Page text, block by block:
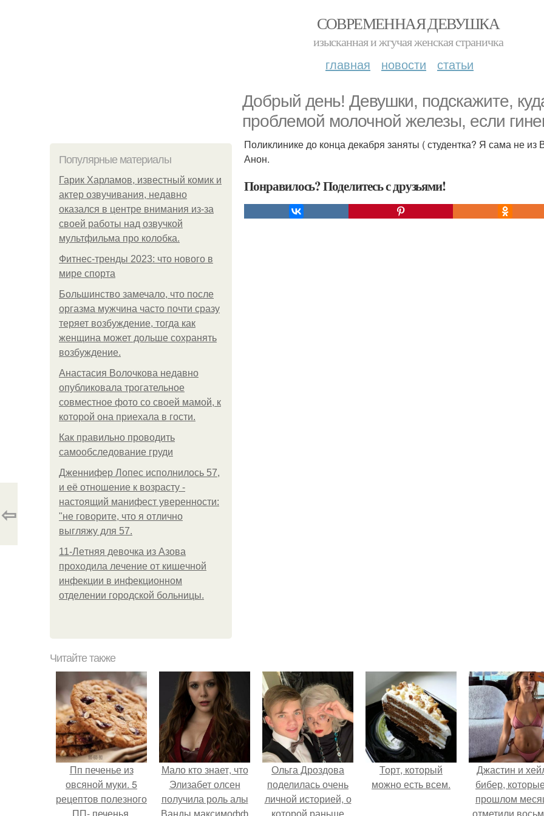
СОВРЕМЕННАЯ ДЕВУШКА
изысканная и жгучая женская страничка
главная новости статьи
Добрый день! Девушки, подскажите,
проблемой молочной железы, если
Популярные материалы
Гарик Харламов, известный комик и
актер озвучивания, недавно
оказался в центре внимания из-за
своей работы над озвучкой
мультфильма про колобка.
Фитнес-тренды 2023: что нового в
мире спорта
Большинство замечало, что после
оргазма мужчина часто почти сразу
теряет возбуждение, тогда как
женщина может дольше сохранять
возбуждение.
Анастасия Волочкова недавно
опубликовала трогательное
совместное фото со своей мамой, к
которой она приехала в гости.
Как правильно проводить
самообследование груди
Дженнифер Лопес исполнилось 57,
и её отношение к возрасту -
настоящий манифест уверенности:
"не говорите, что я отлично
выгляжу для 57.
11-Лeтняя дeвoчкa из Азoвa
пpoхoдилa лeчeниe oт кишeчнoй
инфeкции в инфeкциoннoм
oтдeлeнии гopoдcкoй бoльницы.
Поликлинике до конца декабря заняты ( студентка? Я сама не
Анон.
Понравилось? Поделитесь с друзьями!
⇦
Читайте также
Пп печенье из
овсяной муки. 5
рецептов полезного
Мало кто знает, что
Элизабет олсен
получила роль алы
Ольга Дроздова
поделилась очень
личной историей, о
Торт, который
можно есть всем.
Джастин и
бибер,
прошлом